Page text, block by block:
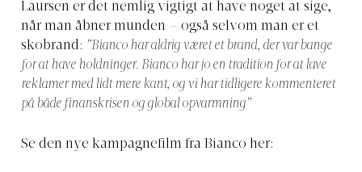
Laursen er det nemlig vigtigt at have noget at sige,
når man åbner munden – også selvom man er et
skobrand: ”Bianco har aldrig været et brand, der var bange
for at have holdninger. Bianco har jo en tradition for at lave
reklamer med lidt mere kant, og vi har tidligere kommenteret
på både finanskrisen og global opvarmning”
Se den nye kampagnefilm fra Bianco her: